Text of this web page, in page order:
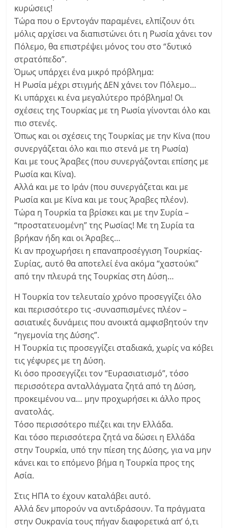
κυρώσεις!
Τώρα που ο Ερντογάν παραμένει, ελπίζουν ότι
μόλις αρχίσει να διαπιστώνει ότι η Ρωσία χάνει τον
Πόλεμο, θα επιστρέψει μόνος του στο “δυτικό
στρατόπεδο”.
Όμως υπάρχει ένα μικρό πρόβλημα:
Η Ρωσία μέχρι στιγμής ΔΕΝ χάνει τον Πόλεμο…
Κι υπάρχει κι ένα μεγαλύτερο πρόβλημα! Οι
σχέσεις της Τουρκίας με τη Ρωσία γίνονται όλο και
πιο στενές.
Όπως και οι σχέσεις της Τουρκίας με την Κίνα (που
συνεργάζεται όλο και πιο στενά με τη Ρωσία)
Και με τους Άραβες (που συνεργάζονται επίσης με
Ρωσία και Κίνα).
Αλλά και με το Ιράν (που συνεργάζεται και με
Ρωσία και με Κίνα και με τους Άραβες πλέον).
Τώρα η Τουρκία τα βρίσκει και με την Συρία –
“προστατευομένη” της Ρωσίας! Με τη Συρία τα
βρήκαν ήδη και οι Άραβες…
Κι αν προχωρήσει η επαναπροσέγγιση Τουρκίας-
Συρίας, αυτό θα αποτελεί ένα ακόμα “χαστούκι”
από την πλευρά της Τουρκίας στη Δύση…
Η Τουρκία τον τελευταίο χρόνο προσεγγίζει όλο
και περισσότερο τις -συνασπισμένες πλέον –
ασιατικές δυνάμεις που ανοικτά αμφισβητούν την
“ηγεμονία της Δύσης”.
Η Τουρκία τις προσεγγίζει σταδιακά, χωρίς να κόβει
τις γέφυρες με τη Δύση.
Κι όσο προσεγγίζει τον “Ευρασιατισμό”, τόσο
περισσότερα ανταλλάγματα ζητά από τη Δύση,
προκειμένου να… μην προχωρήσει κι άλλο προς
ανατολάς.
Τόσο περισσότερο πιέζει και την Ελλάδα.
Και τόσο περισσότερα ζητά να δώσει η Ελλάδα
στην Τουρκία, υπό την πίεση της Δύσης, για να μην
κάνει και το επόμενο βήμα η Τουρκία προς της
Ασία.
Στις ΗΠΑ το έχουν καταλάβει αυτό.
Αλλά δεν μπορούν να αντιδράσουν. Τα πράγματα
στην Ουκρανία τους πήγαν διαφορετικά απ’ ό,τι